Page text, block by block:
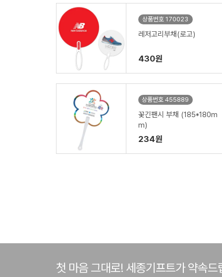
상품번호 170023
레저고리부채(로고)
430원
상품번호 455889
꽃긴팬시 부채 (185*180m
m)
234원
첫 마음 그대로! 세종기프트가 약속드